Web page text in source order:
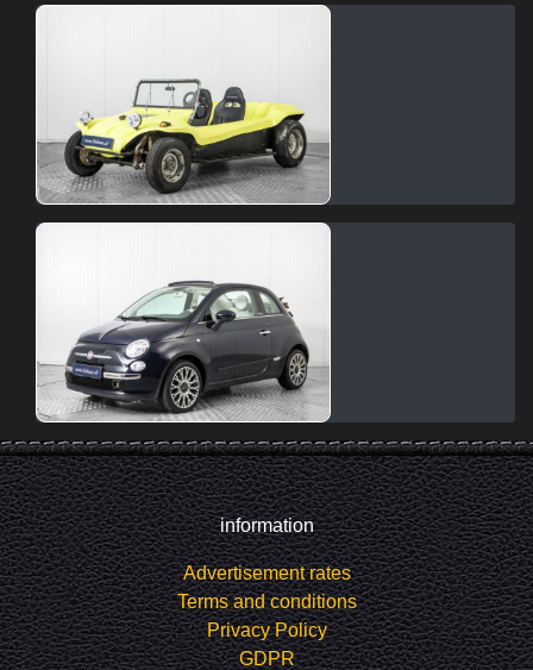
information
Advertisement rates
Terms and conditions
Privacy Policy
GDPR